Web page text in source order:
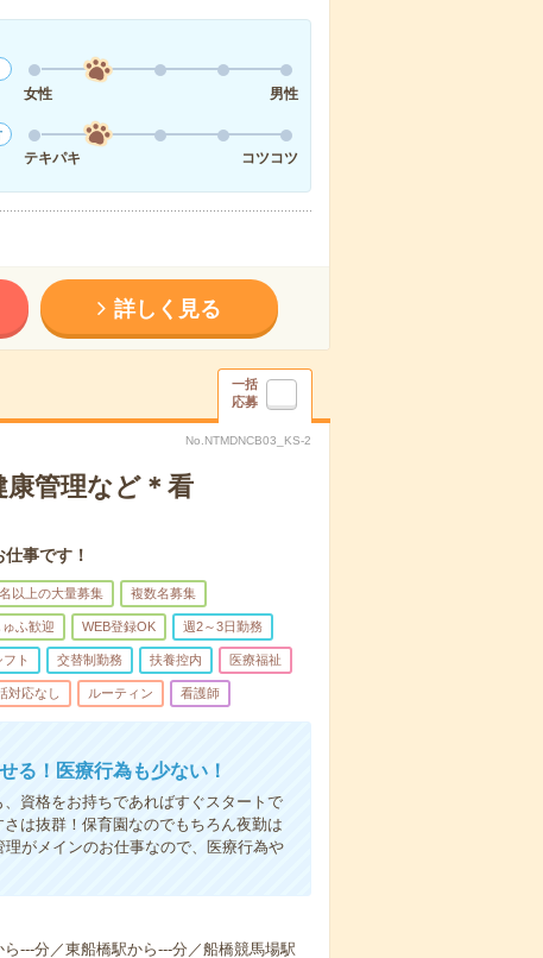
女性
男性
テキパキ
コツコツ
詳しく見る
一括
応募
No.NTMDNCB03_KS-2
康管理など＊看
事です！
以上の大量募集 複数名募集
ゅふ歓迎 WEB登録OK 週2～3日勤務
フト 交替制勤務 扶養控内 医療福祉
対応なし ルーティン 看護師
る！医療行為も少ない！
資格をお持ちであればすぐスタートで
は抜群！保育園なのでもちろん夜勤は
がメインのお仕事なので、医療行為や
---分／東船橋駅から---分／船橋競馬場駅